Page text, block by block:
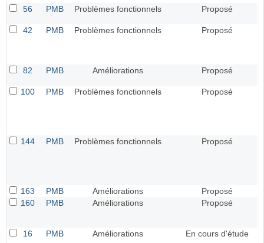
56 PMB Problèmes fonctionnels Proposé
42 PMB Problèmes fonctionnels Proposé
82 PMB Améliorations Proposé
100 PMB Problèmes fonctionnels Proposé
144 PMB Problèmes fonctionnels Proposé
163 PMB Améliorations
Proposé
160
PMB Améliorations Proposé
16 PMB Améliorations En cours d'étude